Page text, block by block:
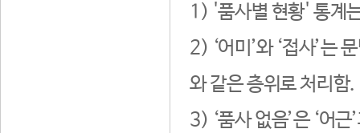
1) '품사별 현황' 통계
2) ‘어미’와 ‘접사’는
와 같은 층위로 처리함.
3) ‘품사 없음’은 ‘어